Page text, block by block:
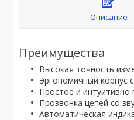
Описание
Преимущества
Высокая точность
Эргономичный корпус
Простое и интуитивно
Прозвонка цепей со
Автоматическая